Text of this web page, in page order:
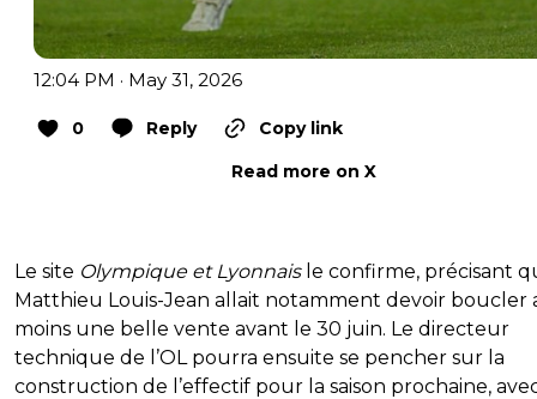
12:04 PM · May 31, 2026
0 Reply
Copy link
Read more on X
Le site Olympique et Lyonnaisle confirme, précisant
Matthieu Louis-Jean allait notamment devoir boucler
moins une belle vente avant le 30 juin. Le directeur
technique de l’OL pourra ensuite se pencher sur la
construction de l’effectif pour la saison prochaine,